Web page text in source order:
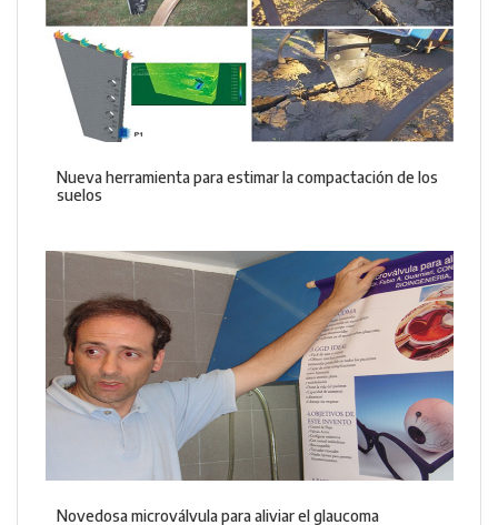
Nueva herramienta para estimar la compactación de los
suelos
Novedosa microválvula para aliviar el glaucoma